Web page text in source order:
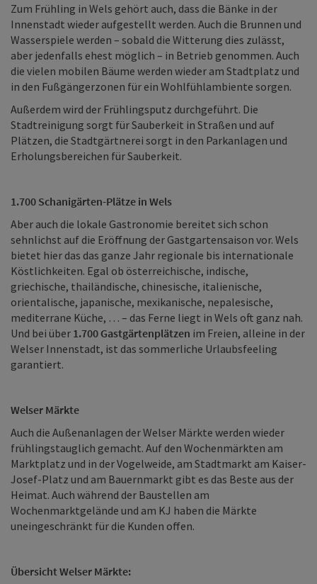
Zum Frühling in Wels gehört auch, dass die Bänke in der
Innenstadt wieder aufgestellt werden. Auch die Brunnen und
Wasserspiele werden – sobald die Witterung dies zulässt,
aber jedenfalls ehest möglich – in Betrieb genommen. Auch
die vielen mobilen Bäume werden wieder am Stadtplatz und
in den Fußgängerzonen für ein Wohlfühlambiente sorgen.
Außerdem wird der Frühlingsputz durchgeführt. Die
Stadtreinigung sorgt für Sauberkeit in Straßen und auf
Plätzen, die Stadtgärtnerei sorgt in den Parkanlagen und
Erholungsbereichen für Sauberkeit.
1.700 Schanigärten-Plätze in Wels
Aber auch die lokale Gastronomie bereitet sich schon
sehnlichst auf die Eröffnung der Gastgartensaison vor. Wels
bietet hier das das ganze Jahr regionale bis internationale
Köstlichkeiten. Egal ob österreichische, indische,
griechische, thailändische, chinesische, italienische,
orientalische, japanische, mexikanische, nepalesische,
mediterrane Küche, … – das Ferne liegt in Wels oft ganz nah.
Und bei über 1.700 Gastgärtenplätzen im Freien, alleine in der
Welser Innenstadt, ist das sommerliche Urlaubsfeeling
garantiert.
Welser Märkte
Auch die Außenanlagen der Welser Märkte werden wieder
frühlingstauglich gemacht. Auf den Wochenmärkten am
Marktplatz und in der Vogelweide, am Stadtmarkt am Kaiser-
Josef-Platz und am Bauernmarkt gibt es das Beste aus der
Heimat. Auch während der Baustellen am
Wochenmarktgelände und am KJ haben die Märkte
uneingeschränkt für die Kunden offen.
Übersicht Welser Märkte: